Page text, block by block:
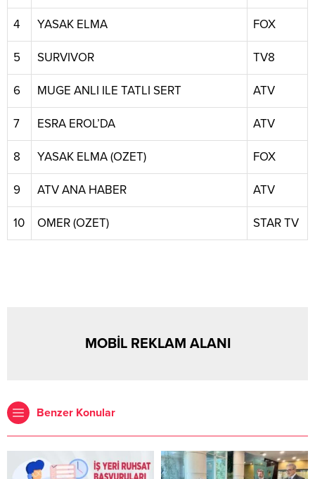
4 YASAK ELMA FOX
5 SURVIVOR TV8
6 MUGE ANLI ILE TATLI SERT ATV
7 ESRA EROL’DA ATV
8 YASAK ELMA (OZET) FOX
9 ATV ANA HABER ATV
10 OMER (OZET) STAR TV
MOBİL REKLAM ALANI
Benzer Konular